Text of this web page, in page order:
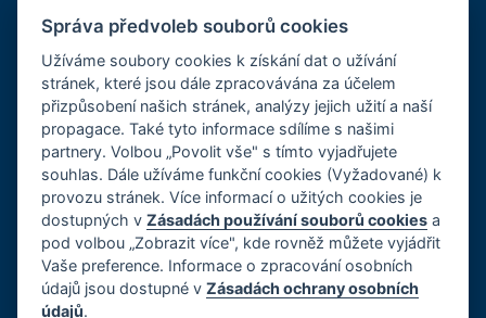
Ostatní
O společnosti
Kariéra
Reference
GDPR, Cookies
Imprint
Správa předvoleb souborů cookies
Užíváme soubory cookies k získání dat o užívání
stránek, které jsou dále zpracovávána za účelem
přizpůsobení našich stránek, analýzy jejich užití a naší
propagace. Také tyto informace sdílíme s našimi
partnery. Volbou „Povolit vše" s tímto vyjadřujete
souhlas. Dále užíváme funkční cookies (Vyžadované) k
provozu stránek. Více informací o užitých cookies je
dostupných vZásadách používání souborů cookies a
pod volbou „Zobrazit více", kde rovněž můžete vyjádřit
Vaše preference. Informace o zpracování osobních
údajů jsou dostupné vZásadách ochrany osobních
údajů.